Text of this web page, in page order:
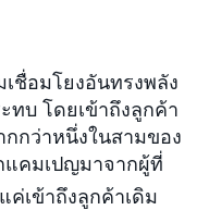
ชื่อมโยงอันทรงพลัง
ทบ โดยเข้าถึงลูกค้า
กว่าหนึ่งในสามของ
แคมเปญมาจากผู้ที่
ค่เข้าถึงลูกค้าเดิม